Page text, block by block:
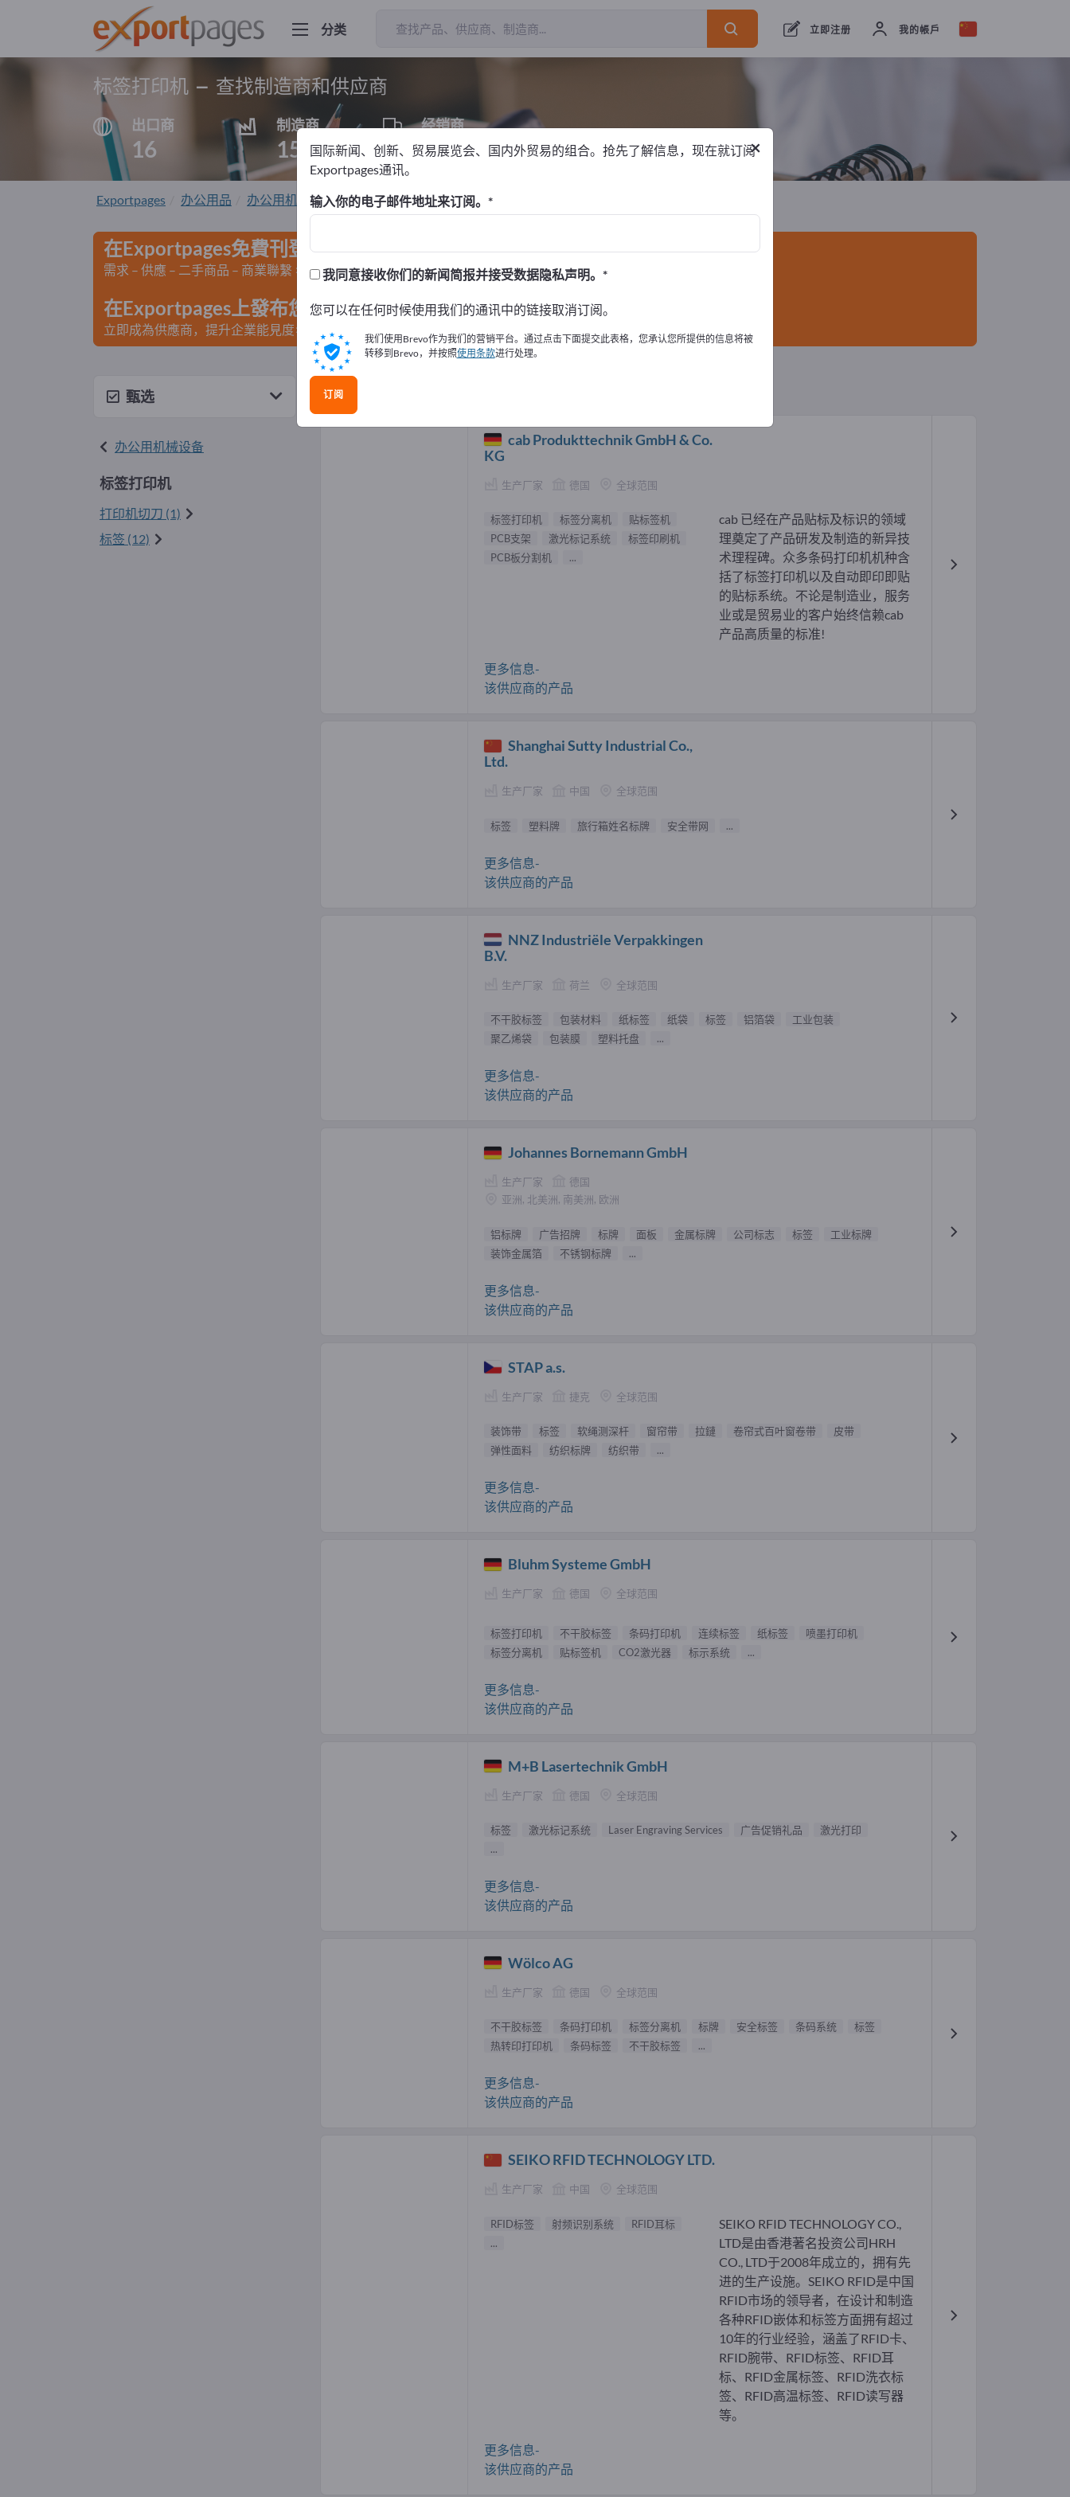
分类 立即注册 我的帳戶
标签打印机 – 查找制造商和供应商
出口商
16
制造商
15
经销商
1
出口商16 制造商15 经销商
Exportpages 办公用品 办公用机械设备 标签打印机
在Exportpages免費刊登廣告！
需求 – 供應 – 二手商品 – 商業聯繫 >> 由此開始
在Exportpages上發布您的公司與產品資訊。
立即成為供應商，提升企業能見度>> 點此發布資訊
甄选
办公用机械设备
标签打印机
打印机切刀 (1)
标签 (12)
标签打印机 供應商 (16)
cab Produkttechnik GmbH & Co.
KG
生产厂家 德国 全球范围
标签打印机 标签分离机
贴标签机
PCB支架
激光标记系统
标签印刷机
PCB板分割机
...
cab 已经在产品贴标及标识的领域
理奠定了产品研发及制造的新异技
术理程碑。众多条码打印机机种含
括了标签打印机以及自动即印即贴
的贴标系统。不论是制造业，服务
业或是贸易业的客户始终信赖cab
产品高质量的标准!
更多信息-
该供应商的产品
Shanghai Sutty Industrial Co.,
Ltd.
生产厂家 中国 全球范围
标签 塑料牌 旅行箱姓名标牌 安全带网 ...
更多信息-
该供应商的产品
NNZ Industriële Verpakkingen
B.V.
生产厂家 荷兰 全球范围
不干胶标签 包装材料 纸标签 纸袋 标签 铝箔袋
工业包装
聚乙烯袋
包装膜 塑料托盘 ...
更多信息-
该供应商的产品
Johannes Bornemann GmbH
生产厂家
德国
亚洲, 北美洲, 南美洲, 欧洲
铝标牌 广告招牌 标牌 面板 金属标牌 公司标志 标签
工业标牌
装饰金属箔
不锈钢标牌 ...
更多信息-
该供应商的产品
STAP a.s.
生产厂家 捷克 全球范围
装饰带 标签 软绳测深杆 窗帘带 拉鏈 卷帘式百叶窗卷带
皮带
弹性面料
纺织标牌 纺织带 ...
更多信息-
该供应商的产品
Bluhm Systeme GmbH
生产厂家 德国 全球范围
标签打印机 不干胶标签 条码打印机 连续标签 纸标签
喷墨打印机
标签分离机
贴标签机 CO2激光器 标示系统 ...
更多信息-
该供应商的产品
M+B Lasertechnik GmbH
生产厂家 德国 全球范围
标签 激光标记系统 Laser Engraving Services 广告促销礼品
激光打印
...
更多信息-
该供应商的产品
Wölco AG
生产厂家 德国 全球范围
不干胶标签 条码打印机 标签分离机 标牌 安全标签 条码系统
标签
热转印打印机
条码标签 不干胶标签 ...
更多信息-
该供应商的产品
SEIKO RFID TECHNOLOGY LTD.
生产厂家 中国 全球范围
RFID标签 射频识别系统
RFID耳标
...
SEIKO RFID TECHNOLOGY CO.,
LTD是由香港著名投资公司HRH
CO., LTD于2008年成立的，拥有先
进的生产设施。SEIKO RFID是中国
RFID市场的领导者，在设计和制造
各种RFID嵌体和标签方面拥有超过
10年的行业经验，涵盖了RFID卡、
RFID腕带、RFID标签、RFID耳
标、RFID金属标签、RFID洗衣标
签、RFID高温标签、RFID读写器
等。
更多信息-
该供应商的产品
×
国际新闻、创新、贸易展览会、国内外贸易的组合。抢先了解信息，现在就订阅
Exportpages通讯。
输入你的电子邮件地址来订阅。
我同意接收你们的新闻简报并接受数据隐私声明。
您可以在任何时候使用我们的通讯中的链接取消订阅。
我们使用Brevo作为我们的营销平台。通过点击下面提交此表格，您承认您所提供的信息将被
转移到Brevo，并按照使用条款进行处理。
订阅